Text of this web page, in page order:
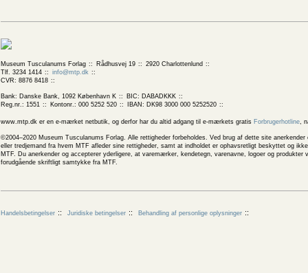
Museum Tusculanums Forlag Rådhusvej 19
2920 Charlottenlund
Tlf. 3234 1414
info@mtp.dk
CVR: 8876 8418
Bank: Danske Bank, 1092 København K
BIC: DABADKKK
Reg.nr.: 1551
Kontonr.: 000 5252 520 IBAN: DK98 3000 000 5252520
www.mtp.dk er en e-mærket netbutik, og derfor har du altid adgang til e-mærkets gratis Forbrugerhotline,
©2004–2020 Museum Tusculanums Forlag. Alle rettigheder forbeholdes. Ved brug af dette site
eller tredjemand fra hvem MTF afleder sine rettigheder, samt at indholdet er ophavsretligt beskyttet og
MTF. Du anerkender og accepterer yderligere, at varemærker, kendetegn, varenavne, logoer og
forudgående skriftligt samtykke fra MTF.
Handelsbetingelser Juridiske betingelser Behandling af personlige oplysninger